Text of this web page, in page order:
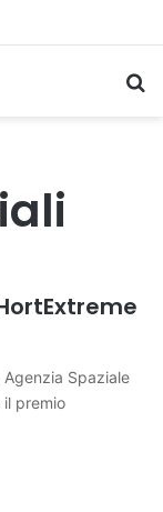
Spaziale
il premio